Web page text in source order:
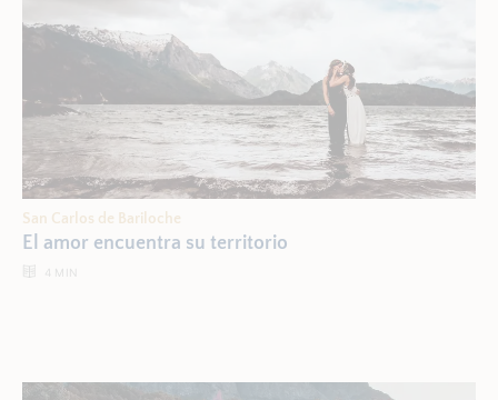
San Carlos de Bariloche
El amor encuentra su territorio
4 MIN